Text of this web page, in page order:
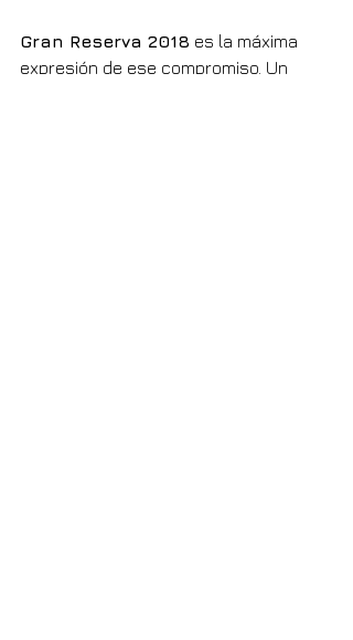
Gran Reserva 2018 es la máxima
expresión de ese compromiso. Un